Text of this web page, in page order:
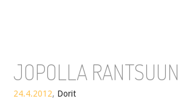
JOPOLLA RANTSUUN
24.4.2012, Dorit